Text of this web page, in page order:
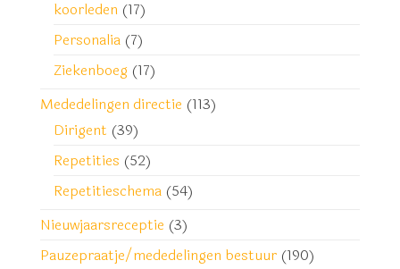
koorleden (17)
Personalia (7)
Ziekenboeg (17)
Mededelingen directie (113)
Dirigent (39)
Repetities (52)
Repetitieschema (54)
Nieuwjaarsreceptie (3)
Pauzepraatje/mededelingen bestuur (190)